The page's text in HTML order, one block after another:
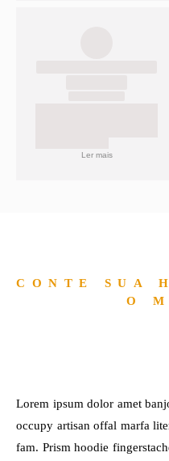
Ler mais
CONTE SUA
O
Lorem ipsum dolor amet
occupy artisan offal marfa
fam. Prism hoodie